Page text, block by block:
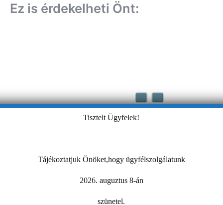
Ez is érdekelheti Önt:
Tisztelt Ügyfelek!
Tájékoztatjuk Önöket,hogy ügyfélszolgálatunk
2026. auguztus 8-án
szünetel.